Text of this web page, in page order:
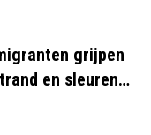
grijpen
en sleuren